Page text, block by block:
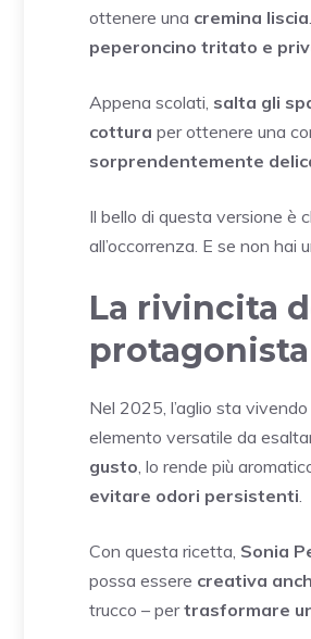
ottenere una cremina liscia
peperoncino tritato e
Appena scolati, salta gli
cottura per ottenere una
sorprendentemente
Il bello di questa versione è
all’occorrenza. E se non
La rivincita
Nel 2025, l’aglio sta vivendo
elemento versatile da
gusto , lo rende più
evitare odori persistenti
Con questa ricetta, Sonia
possa essere creativa
trucco – pertrasformare